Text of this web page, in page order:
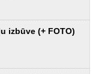
izbūve (+ FOTO)